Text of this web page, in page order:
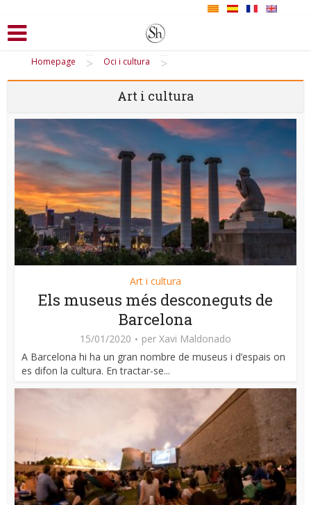
Homepage > Oci i cultura
>
Art i cultura
Art i cultura
Els museus més desconeguts de
Barcelona
15/01/2020 per Xavi Maldonado
A Barcelona hi ha un gran nombre de museus i d’espais on
es difon la cultura. En tractar-se...